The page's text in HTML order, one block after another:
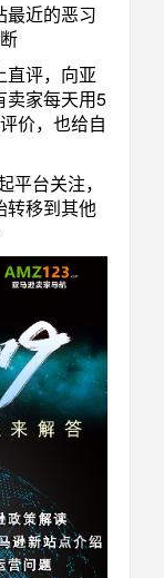
最近的恶习
直评，向亚
卖家每天用5
价，也给自
台关注，
转移到其他